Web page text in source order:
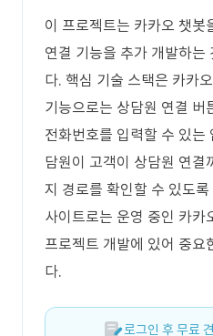
이 프로젝트는 카카오 챗봇
연결 기능을 추가 개발하는
다. 핵심 기술 스택은 카카
기능으로는 상담원 연결 버
전화번호를 입력할 수 있는
담원이 고객이 상담원 연결
지 경로를 확인할 수 있도
사이트로는 운영 중인 카카
프로젝트 개발에 있어 중요
다.
로그인 후 무료